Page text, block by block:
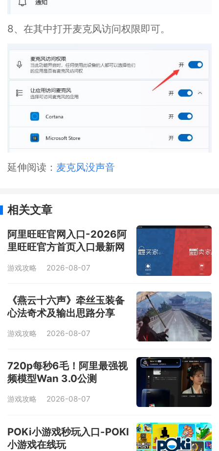
8、在其中打开麦克风访问权限即可。
延伸阅读： 麦克风没声音
相关文章
阿里旺旺官网入口-2026阿
里旺旺官方首页入口最新网
游戏攻略 2026-08-07
《燕云十六声》牵丝玉装备
心法奇术及输出思路分享
游戏攻略 2026-08-07
720p每秒6毛！阿里最强视
频模型Wan 3.0公测
游戏攻略 2026-08-07
POKi小游戏秒玩入口-POKI
小游戏在线玩